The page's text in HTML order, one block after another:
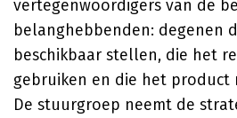
vertegenwoordigers van de
belanghebbenden: degenen
beschikbaar stellen, die het
gebruiken en die het product
De stuurgroep neemt de